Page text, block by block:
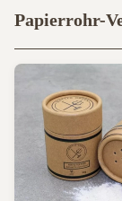
Papierrohr-